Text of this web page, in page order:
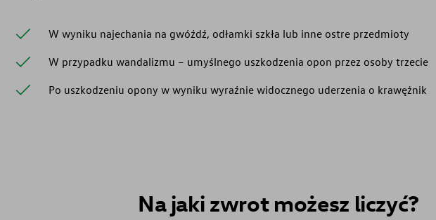
W wyniku najechania na gwóźdź, odłamki szkła lub inne ostre przedmioty
W przypadku wandalizmu – umyślnego uszkodzenia opon przez osoby trzecie
Po uszkodzeniu opony w wyniku wyraźnie widocznego uderzenia o krawężnik
Na jaki zwrot możesz liczyć?